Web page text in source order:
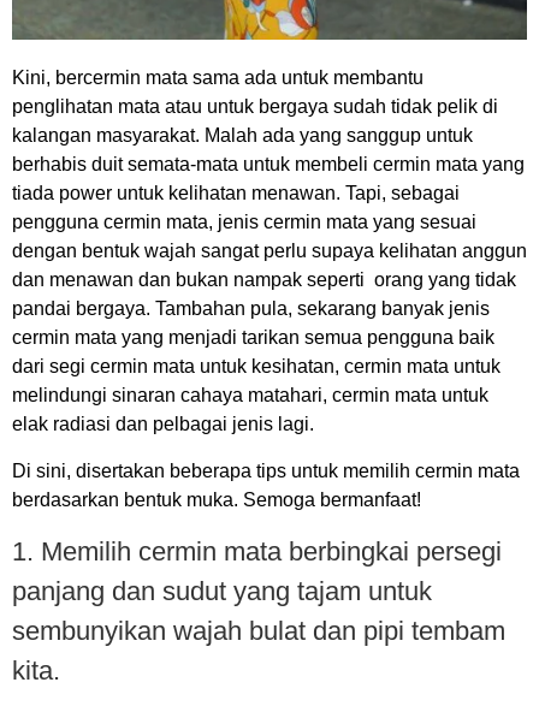
Kini, bercermin mata sama ada untuk membantu
penglihatan mata atau untuk bergaya sudah tidak pelik di
kalangan masyarakat. Malah ada yang sanggup untuk
berhabis duit semata-mata untuk membeli cermin mata yang
tiada power untuk kelihatan menawan. Tapi, sebagai
pengguna cermin mata, jenis cermin mata yang sesuai
dengan bentuk wajah sangat perlu supaya kelihatan anggun
dan menawan dan bukan nampak seperti orang yang tidak
pandai bergaya. Tambahan pula, sekarang banyak jenis
cermin mata yang menjadi tarikan semua pengguna baik
dari segi cermin mata untuk kesihatan, cermin mata untuk
melindungi sinaran cahaya matahari, cermin mata untuk
elak radiasi dan pelbagai jenis lagi.
Di sini, disertakan beberapa tips untuk memilih cermin mata
berdasarkan bentuk muka. Semoga bermanfaat!
1. Memilih cermin mata berbingkai persegi
panjang dan sudut yang tajam untuk
sembunyikan wajah bulat dan pipi tembam
kita.